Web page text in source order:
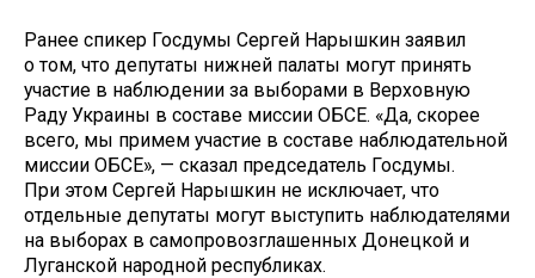
Ранее спикер Госдумы Сергей Нарышкин заявил
о том, что депутаты нижней палаты могут принять
участие в наблюдении за выборами в Верховную
Раду Украины в составе миссии ОБСЕ. «Да, скорее
всего, мы примем участие в составе наблюдательной
миссии ОБСЕ», — сказал председатель Госдумы.
При этом Сергей Нарышкин не исключает, что
отдельные депутаты могут выступить наблюдателями
на выборах в самопровозглашенных Донецкой и
Луганской народной республиках.